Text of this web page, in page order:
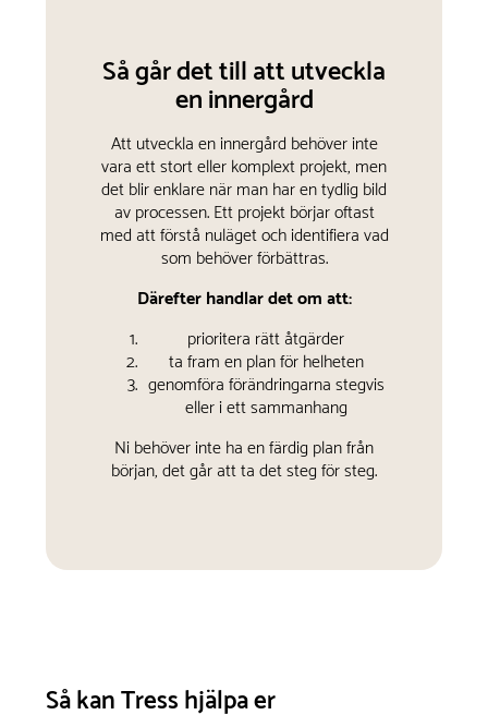
Så går det till att utveckla
en innergård
Att utveckla en innergård behöver inte
vara ett stort eller komplext projekt, men
det blir enklare när man har en tydlig bild
av processen. Ett projekt börjar oftast
med att förstå nuläget och identifiera vad
som behöver förbättras.
Därefter handlar det om att:
prioritera rätt åtgärder
ta fram en plan för helheten
genomföra förändringarna stegvis
eller i ett sammanhang
Ni behöver inte ha en färdig plan från
början, det går att ta det steg för steg.
Så kan Tress hjälpa er